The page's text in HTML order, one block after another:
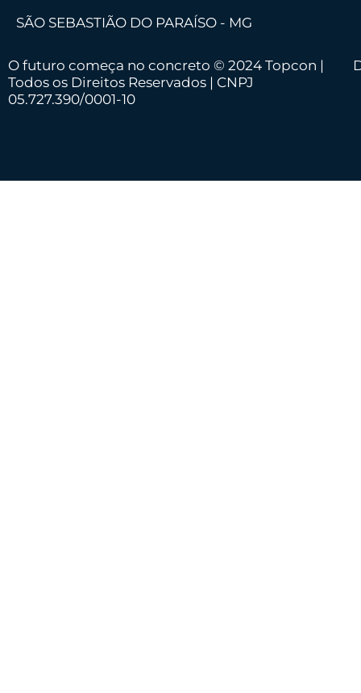
SÃO SEBASTIÃO DO PARAÍSO - MG
O futuro começa no concreto © 2024 Topcon |
Todos os Direitos Reservados | CNPJ
05.727.390/0001-10